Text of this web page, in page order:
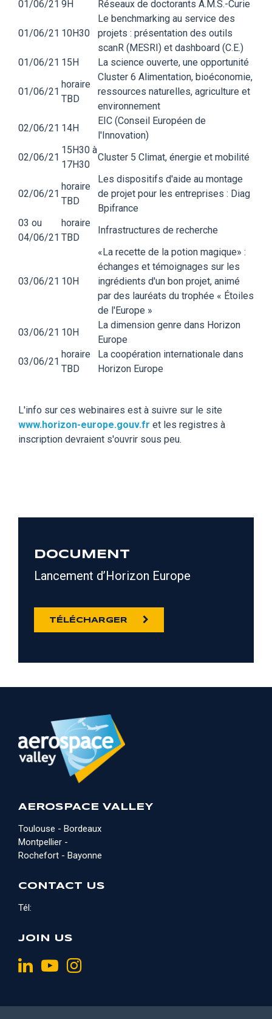
01/06/21 9H Réseaux de doctorants A.M.S.-Curie
01/06/21 10H30
Le benchmarking au service des
projets : présentation des outils
scanR (MESRI) et dashboard (C.E.)
01/06/21 15H La science ouverte, une opportunité
01/06/21
horaire
TBD
Cluster 6 Alimentation, bioéconomie,
ressources naturelles, agriculture et
environnement
02/06/21 14H
EIC (Conseil Européen de
l'Innovation)
02/06/21
15H30 à
17H30
Cluster 5 Climat, énergie et mobilité
02/06/21
horaire
TBD
Les dispositifs d'aide au montage
de projet pour les entreprises : Diag
Bpifrance
03 ou
04/06/21
horaire
TBD
Infrastructures de recherche
03/06/21 10H
«La recette de la potion magique» :
échanges et témoignages sur les
ingrédients d'un bon projet, animé
par des lauréats du trophée « Étoiles
de l'Europe »
03/06/21 10H
La dimension genre dans Horizon
Europe
03/06/21
horaire
TBD
La coopération internationale dans
Horizon Europe
L'info sur ces webinaires est à suivre sur le site
www.horizon-europe.gouv.fr et les registres à
inscription devraient s'ouvrir sous peu.
DOCUMENT
Lancement d’Horizon Europe
TÉLÉCHARGER
AEROSPACE VALLEY
Toulouse - Bordeaux
Montpellier -
Rochefort - Bayonne
CONTACT US
Tél:
JOIN US